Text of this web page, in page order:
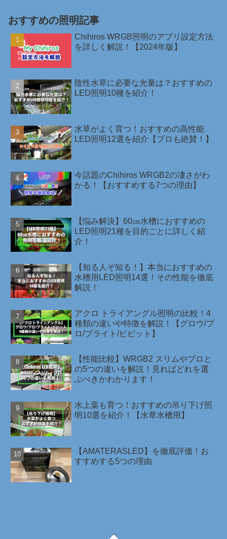
おすすめの照明記事
Chihiros WRGB照明のアプリ設定方法
を詳しく解説！【2024年版】
陰性水草に必要な光量は？おすすめの
LED照明10種を紹介！￼
水草がよく育つ！おすすめの高性能
LED照明12選を紹介【プロも絶賛！】
今話題のChihiros WRGB2の凄さがわ
かる！【おすすめする7つの理由】
【悩み解決】60㎝水槽におすすめの
LED照明21種を目的ごとに詳しく紹
介！
【知る人ぞ知る！】本当におすすめの
水槽用LED照明14選！その性能を徹底
解説！
アクロ トライアングル照明の比較！4
種類の違いや特徴を解説！【グロウ/プ
ロ/ブライト/ビビット】
【性能比較】WRGB2 スリムやプロと
の5つの違いを解説！見ればどれを選
ぶべきかわかります！
水上葉も育つ！おすすめの吊り下げ照
明10選を紹介！【水草水槽用】
【AMATERASLED】を徹底評価！お
すすめする5つの理由